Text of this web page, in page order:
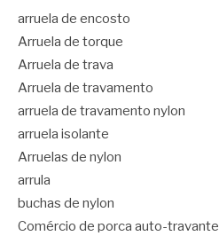
arruela de encosto
Arruela de torque
Arruela de trava
Arruela de travamento
arruela de travamento nylon
arruela isolante
Arruelas de nylon
arrula
buchas de nylon
Comércio de porca auto-travante